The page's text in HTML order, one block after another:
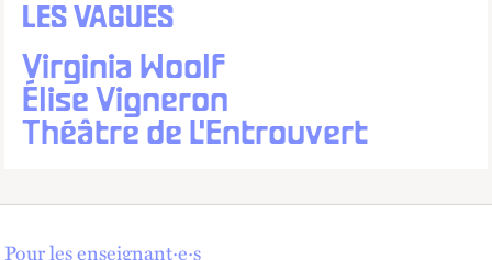
LES VAGUES
Virginia Woolf
Élise Vigneron
Théâtre de L'Entrouvert
Pour les enseignant·e·s